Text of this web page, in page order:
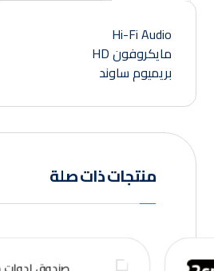
Hi-Fi Audio
مايكروفون HD
بريميوم ساوند
منتجات ذات صلة